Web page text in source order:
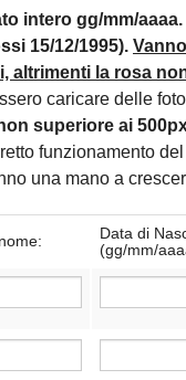
intero gg/mm/
15/12/1995).
altrimenti la rosa
caricare delle
superiore ai
funzionamento
una mano a
Data di
(gg/mm/